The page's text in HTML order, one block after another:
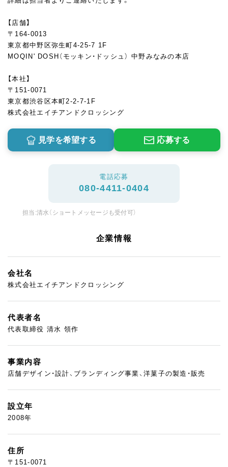
【店舗】
〒164-0013
東京都中野区弥生町4-25-7 1F
MOQIN' DOSH（モッキン・ドッシュ） 中野みなみの本店
【本社】
〒151-0071
東京都渋谷区本町2-2-7-1F
株式会社エイチアンドクロッシング
見学を希望する 応募する
電話応募
080-4411-0404
担当:清水（ショートメッセージも受付可）
企業情報
会社名
株式会社エイチアンドクロッシング
代表者名
代表取締役 清水 領作
事業内容
店舗デザイン・設計、ブランディング事業、洋菓子の製造・販売
設立年
2008年
住所
〒151-0071